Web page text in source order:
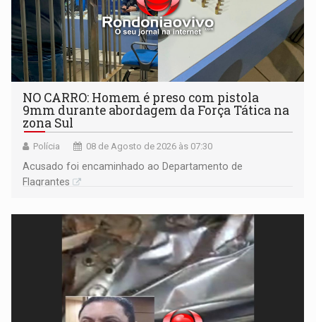
NO CARRO: Homem é preso com pistola
9mm durante abordagem da Força Tática na
zona Sul
Polícia 08 de Agosto de 2026 às 07:30
Acusado foi encaminhado ao Departamento de
Flagrantes